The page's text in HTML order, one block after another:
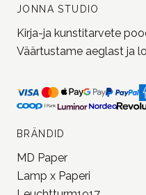
Lamp x Paperi
Leuchtturm1917
Field Notes
Loi Design
Pion
Trolls Paper
vaata kõiki meie